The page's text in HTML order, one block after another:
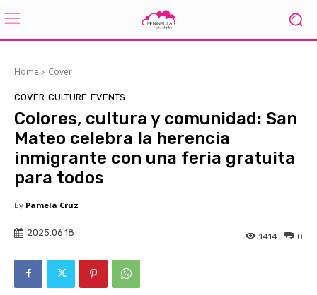
Home Cover
COVER CULTURE EVENTS
Colores, cultura y comunidad: San
Mateo celebra la herencia
inmigrante con una feria gratuita
para todos
By Pamela Cruz
2025.06.18 0
1414